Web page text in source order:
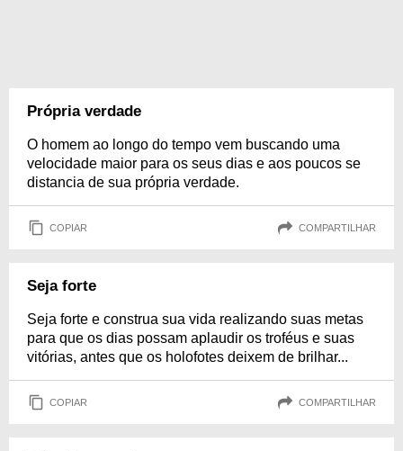
Própria verdade
O homem ao longo do tempo vem buscando uma
velocidade maior para os seus dias e aos poucos se
distancia de sua própria verdade.
COPIAR COMPARTILHAR
Seja forte
Seja forte e construa sua vida realizando suas metas
para que os dias possam aplaudir os troféus e suas
vitórias, antes que os holofotes deixem de brilhar...
COPIAR COMPARTILHAR